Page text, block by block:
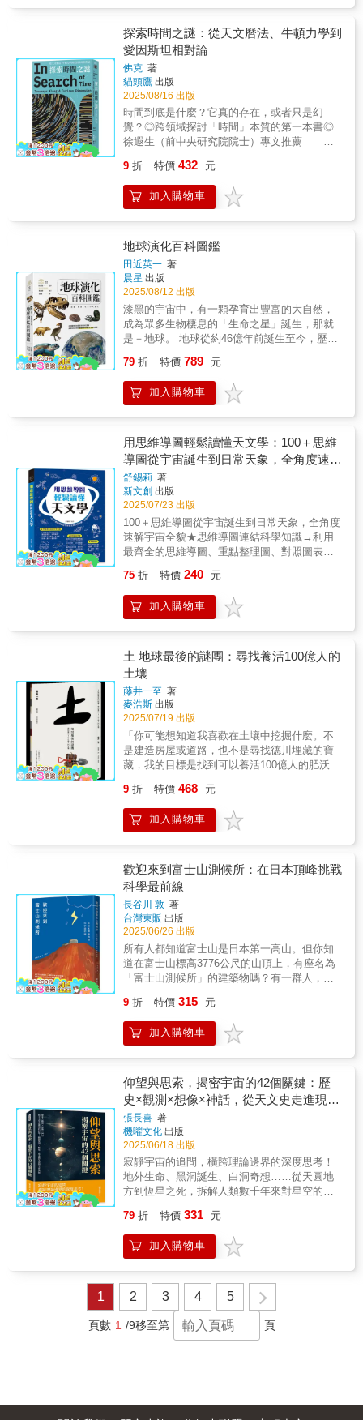
雨的形成原理、捕捉彩雲或彩虹的方法、如何
未來的防災技術等等， 透過200張實景照片與
插圖，將艱澀的氣象學變得親切又好懂， 且充
滿溫度且趣味的文字，不論大人小孩都能輕鬆
吸收。 & 無論你是天氣愛好者、自然科學新
手、還是攝影迷， 這本書都將成為你認識氣象
的起點， 從此每一次仰望天空，都充滿期待與
驚喜！ & 本書特色 & ◎讓人打開眼界的天氣奧
祕，喚醒你對天空、雲、雨、霧的無限好奇！
步時，大樹附近為什麼總飄著白霧？除了常見
的彩虹，你看過白虹、紅彩虹嗎？本書超過一
百個精彩的天氣知識，將帶你重新認識頭頂上
的那片天空。 & ◎從日常生活觀察出發，結合
知識性與趣味性，輕鬆進入氣象學大門！ 從一
碗味噌湯探索雲的形成、從熱咖啡漩渦認識氣
旋、從冰棒了解冰的結晶、從浴室鏡子認識結
露現象&hellip;&hellip;其實氣象就在我們的身
邊，利用這些日常情境說明各種變化，氣象學
會變得更親近。 & ◎真實攝影照片╳生動插畫
圖解，大人小孩都能快速理解的科普讀物！ 除
了豐富的氣象知識，本書結合攝影照片帶你看
見天空之美，並以插畫圖解協助解說科學理
論，讓閱讀過程不再枯燥。每一次翻頁都像是
& ★日本名人‧鼎力推薦 & 鎌田浩毅（京都大學
名譽教授）： 「從美麗的天空與雲的故事，到
最先進的氣象學，內容非常有趣。這是一本文
作。」 & 西成活裕（東京大學教授）： 「這是
我想推薦給所有人的書。它以壯闊的視野滿足
我們的『知識好奇心』，非常精彩！」 & 斉田
季実治（NHK氣象預報員）： 「這本書告訴我
們，天空是一種無論何時、何地都能享受的最
佳娛樂。你會開始期待明天的天空。」 & 川端
裕人（作家）： 「作者主張『仰望天空的喜
悅，不僅能豐富我們的日常生活，還能有助於
家‧好評不斷（以姓氏筆畫排序） & 吳俊傑（國
我們用理性及詩意來看待美麗的大自然律動：
雲聚雲散、氣象萬千。」 & 洪進益/小益老師
（澎湖縣石泉國小教師）： 「這本《讀一個天
氣的故事》，是自然課最棒的延伸讀物！用孩
子看得懂的語言，解開雲、雨、彩虹的祕密，
讓課本知識在生活中真實發生，讓學生愛上氣
象觀察！」 & 郭鴻基（國立臺灣大學大氣科學
系講座教授）： 「以生活觀察照片與圖，串聯
科學知識，從風雨雷霆中揭開大氣奧祕，回顧
氣象里程碑，這是一部喚醒好奇心的科普之
書。」 & 鄭明典（前中央氣象局局長）： 「完
美的一本氣象科普，平易近人，又有充足的氣
險管理開發股份有限公司副總經理）： 「打開
這本書，天氣不再只是天氣，雲、雨、颱風變
得活潑又有趣！一本讓大人小孩都能愛上的天
是死板的氣象學書，也不是傳統的歷史教科
書！從人類祖先為什麼離開非洲到一場暴雪如
何打垮拿破崙，原來這些重大歷史事件背後，
都少不了天氣的推波助瀾。▎那些神話故事，
其實有跡可循？傳說中有場大洪水，人類差點
滅絕；東方有大禹治水，西方有諾亞方舟，這
些神話聽起來神祕又誇張。但作者認為這些傳
說可能不是憑空捏造的，而是早期人類面對氣
候變化時留下的真實記憶。書中以科學證據來
推測古氣候的變動，帶領讀者重新理解這些流
話，跟地球的一場氣候大變動真的有關。▎歷
史大戰也要看老天臉色？歷史課本常說某場戰
爭是誰英明指揮、誰兵力強大，但本書會讓你
是赤壁之戰，沒有東風，火攻根本無法成功；
拿破崙和希特勒敗在俄國，也是因為冬天太冷
了。作者一一拆解這些知名戰役背後的氣象條
件，讓讀者以全新角度看歷史，原來勝負真的
不是全靠人努力。▎從過去看到現在，也看到
未來！除了古代與戰爭，本書最後也談到現在
的氣候問題，像是北極冰融、暖化加劇，這些
氣候不只主導了過去，也正影響著我們的未
來。書中還提到氣象武器、氣候干涉技術，讓
人驚訝科學已經走到這一步，也提醒我們該怎
密不可分的關係，從史前氣候變遷、古代大洪
水、大禹治水到赤壁之戰的氣象背景，結合考
古、歷史與氣候科學資料，細述自然環境如何
影響文明興衰、族群遷徙與歷史轉折。全書內
容兼具學術深度與敘事張力，是一部融合自然
科學與人文思想、引人深思的跨領域著作。
探索時間之謎：從天文曆法、牛頓力學到
愛因斯坦相對論
佛克 著
貓頭鷹 出版
2025/08/16 出版
時間到底是什麼？它真的存在，或者只是幻
覺？◎跨領域探討「時間」本質的第一本書◎
徐遐生（前中央研究院院士）專文推薦 從
嘗試理解、分析時間。時至今日，我們仍無法
完全掌握時間的本質，它究竟如何「流動」，
又或者我們感受到的會不會只是「流動」的錯
有時間不斷流動的概念，但若是要定義時間的
速度，就必須要有一個相對於時間靜止不動的
物體，才可以定義出時間，但，又有什麼物體
之於時間是「不動」的？若沒有這個物體，我
們還可以定義出時間的流速是什麼嗎？或者，
我們還可以定義出時間嗎？最後，時間是從宇
宙大霹靂誕生後所產生，那麼，在大霹靂之
前，有時間嗎？時間不只是一種物理性質
事實上，時間遠比我們想像的複雜。它絕不只
來看，也可以從生理學、心理學、語言學、人
類學、哲學，甚至從地質學的角度來思考。當
然，時間更是科幻世界和未來學的重要命題。
所有的人類行為，都包含在這個宇宙最奇妙的
維度裡。從古文明到量子物理 佛克打破一
切學門的界限，從考古學確認人類開始認知到
時間，探討曆法問題後，進入到牛頓力學中，
闡論人類對於時間的概念為線性的表態。牛頓
力學後就是愛因斯坦的相對論，時間從線性的
又變成與空間同等扭曲……時間是什麼？時至
今日我們仍然沒有定論，但這本書將帶領你踏
上尋找答案的旅程。
9 折 特價 432 元
加入購物車
地球演化百科圖鑑
田近英一 著
晨星 出版
2025/08/12 出版
漆黑的宇宙中，有一顆孕育出豐富的大自然，
成為眾多生物棲息的「生命之星」誕生，那就
是－地球。 地球從約46億年前誕生至今，歷經
中，時間不斷流逝，萬物不斷改變，我們也從
中窺探到宇宙普遍的法則。 本書是以上述的
「演化」為主題，透過淺顯易懂的視覺方式，
能的發展方向與預測，引領您探索地球演變過
程中各時期環境及生物變化的奧祕。 本書特色
◆從太陽系的起源到地球誕生，收錄地殼變
動、空氣產生、生物演化等內容，涵蓋的範圍
從天文、地球科學到生物，十分廣泛，並在專
欄中補充許多額外資訊。 ◆透過精美插畫與圖
片，生動地呈現地球與生命演化的歷程，激發
讀者對自然界的好奇與探索精神。
79 折 特價 789 元
加入購物車
用思維導圖輕鬆讀懂天文學：100＋思維
導圖從宇宙誕生到日常天象，全角度速解
宇宙全貌。
舒錫莉 著
新文創 出版
2025/07/23 出版
100＋思維導圖從宇宙誕生到日常天象，全角度
速解宇宙全貌★思維導圖連結科學知識→利用
最齊全的思維導圖、重點整理圖、對照圖表，
懂。★時間脈絡明確→按照天文發展的歷程編
排，從宇宙大爆炸到近代天文學，包含各種星
體、天氣變化、日月虧蝕等生活知識，綜合科
固、延伸、擴充知識量。最有趣、最視覺化的
思維導圖學習法文轉圖、圖變表，形象化自然
記憶，100多張思維導圖聯想學習，１本讀通宇
宙發展與太空新知本書沿著時間的脈絡，以天
文學發展的歷程，結合思維導圖的方式編寫而
成，講述天體存在形式及理論知識，內容包
括：宇宙誕生（約138億年前～約西元前3000
年）、古代天文學時期（約西元前2999年～
1299年）、經典天文學時期（1300年～1779
年）、近代天文學時期（1780年～1899年）、
間探索時代（1956年以後）。書中內容豐富，
穿插人物小史與趣事的知識連結，年輕學子閱
讀，有助鞏固天文學科，精進理科能力，成人
天象變化的來龍去脈。◤本書特色◢1.最強思
維導圖，圖像式記憶，有系統、速理解囊括100
多張各種呈現方式的思維導圖、重點整理圖、
對照圖表，以圖像式的表現方式，能夠快速認
識各種技術和科技的應用，並加深記憶，不斷
朝外聯想擴充，觸類旁通，學得更多知識。2.
編排清晰，內容完善沿著時間的脈絡，講述天
體存在形式及理論知識，內容包括：宇宙誕生
學時期（約西元前2999年～1299年）、經典天
期（1780年～1899年）、現代天文學時期
（1900年～1955年）、宇宙空間探索時代
（1956年以後）。3.應用廣泛，適合所有人閱
讀將看似複雜的天文理論用淺白的文字說明，
並舉出諸多將天文研究與生活中息息相關處，
讀來輕鬆有趣，貼近日常。本書適合做為國高
中學生的補充讀物，師長的教學指引，也可以
成為各年齡層讀者的最佳理科參考書。
75 折 特價 240 元
加入購物車
土 地球最後的謎團：尋找養活100億人的
土壤
藤井一至 著
麥浩斯 出版
2025/07/19 出版
「你可能想知道我喜歡在土壤中挖掘什麼。不
是建造房屋或道路，也不是尋找德川埋藏的寶
藏，我的目標是找到可以養活100億人的肥沃土
漫的事！一鏟挖下去，是千年的時光、萬種生
機；我們對天體運行瞭若指掌，對腳下土壤卻
所知甚少。土壤對戰爭爆發和文明興衰有極大
而，世界上適合種植作物的地區卻少得驚人。
在未來，土壤科學將變得越來越重要，常被忽
略的「土」，其實才是世界的真正核心。地球
擁有數十萬乃至上百萬種植物、真菌和昆蟲，
然而土壤類型卻僅有12種。人類由土壤滋養，
但現代人能否將這片寶貴的土壤傳承給後代？
未來，隨著世界人口迅速增加，支撐人口的農
地將逐漸消失，很少受到關注的土壤，將為未
來人類的生活指明方向。作者藤井一至是一位
研究土壤的學者，帶著鐵鍬環遊世界，踏上尋
獨特的節奏與敘事風格幽默易讀，讓讀者能輕
易跟隨作者一同進入土壤的世界，鳥瞰地球僅
有的12種土壤的科學知識，探索地球上最後的
嗎？跟著藤井一至跨越時間的縱軸與地域的橫
軸，探索土壤的廣度與深度，答案呼之欲
出。：：《每日新聞》、《日本經濟新聞》、
《週刊郵報》、《週刊文春》等多家媒體熱烈
評論，並重印再刷：：沒有其他動物像人類一
樣以如此多不同的方式利用土壤。我想介紹一
個讓我印象深刻的、日本人與土壤關係的理
論：「早餐是黑鈣土種植的小麥麵包和斯堪地
飯，其中富含在亞洲熱帶雨林和風化紅黃土壤
拉。我們用石化泥炭土藍染衣物，用煤炭供電
的電爐取暖，然後緊握著智慧型手機，它正是
由氧化土製成的。」── 山岡和純（Kazuzumi
Yamaoka），日本國際農林水產研究中心 首席
研究員過去，在地質野外研究中，土壤和雜草
曾是令人頭疼的存在。當手中的岩石樣本因風
化而不再適合分析時，總讓人感到失望。然
（Kurosawa Tairiku），朝日新聞大阪編輯部作
9 折 特價 468 元
加入購物車
歡迎來到富士山測候所：在日本頂峰挑戰
科學最前線
長谷川 敦 著
台灣東販 出版
2025/06/26 出版
所有人都知道富士山是日本第一高山。但你知
道在富士山標高3776公尺的山頂上，有座名為
「富士山測候所」的建築物嗎？有一群人，為
1895年10月1日上午0點，有位青年決定隻身挑
戰在富士山頂觀測氣象，就此開啟了氣象學
者、研究人員、民間攜手合作，不畏常人難耐
變遷！歲月靜好，都是有人負重前行！實錄在
日本的頂峰挑戰科學最前線的人們！2004年10
月1日，工作到最後一刻的職員鎖上了建築物的
大門，離開了富士山。從此改由機器代替人類
自動進行觀測，也正式改名為「富士山特別地
域氣象觀測所」。歷經百年以上的變遷，即使
曾失去重要的夥伴，因自然條件受挫，甚至面
臨關閉危機，科學家們為了「放眼世界，只有
富士山頂才能實現的研究」，突破技術和經費
等現實瓶頸，逐步打造傲視全球的氣象觀測
達成的傲人研究與成就！更精準測量二氧化
碳，了解人類活動如何影響我們的地球、為什
麼富士山頂的天空會發現微塑膠？在富士山測
候所能實現在最尖端閃電研究？「正因為不知
道，才有研究的價值」──守護著富士山測候所
的人們，也在富士山的守護下見證科學的未
來。
9 折 特價 315 元
加入購物車
仰望與思索，揭密宇宙的42個關鍵：歷
史×觀測×想像×神話，從天文史走進現代
科學，揭開黑洞、恆星、星系與生命的宇
宙奧祕
張長喜 著
機曜文化 出版
2025/06/18 出版
寂靜宇宙的追問，橫跨理論邊界的深度思考！
地外生命、黑洞誕生、白洞奇想……從天圓地
方到恆星之死，拆解人類數千年來對星空的想
是一部為所有對宇宙懷抱好奇心的讀者而寫的
大眾科學著作，透過42個引人入勝的問題，帶
領讀者從古至今，深入探索宇宙的奧祕。全書
非神話式的盲信，而是理性的追根究柢。這些
問題包括黑洞、重力波、時空旅行、外星智慧
生命等，看似遙遠，實則與人類未來的命運息
息相關。作者以提問與回答的形式，結合科學
79 折 特價 331 元
加入購物車
1 2 3 4 5
頁數 1 /9移至第 頁